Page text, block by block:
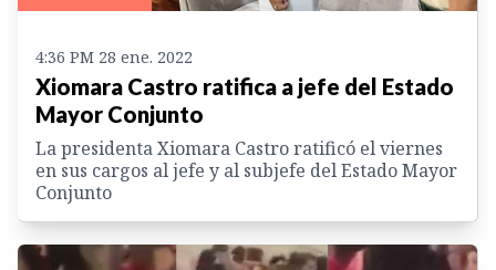
4:36 PM 28 ene. 2022
Xiomara Castro ratifica a jefe del Estado
Mayor Conjunto
La presidenta Xiomara Castro ratificó el viernes
en sus cargos al jefe y al subjefe del Estado Mayor
Conjunto